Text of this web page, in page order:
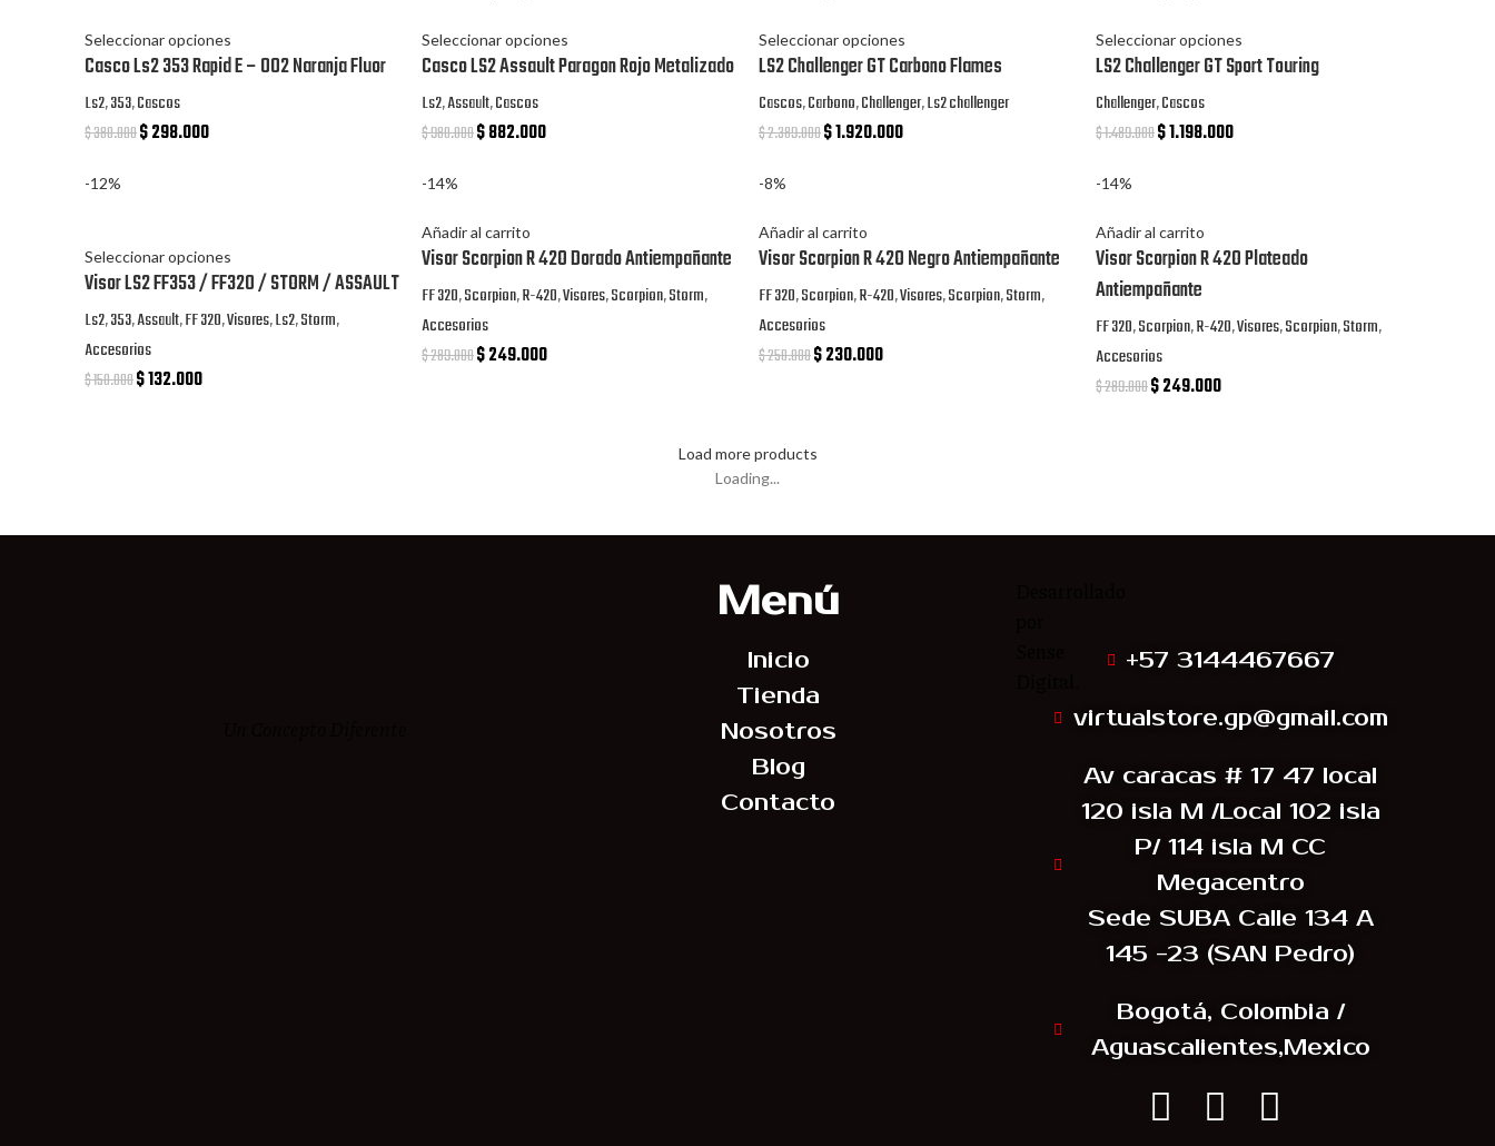
Seleccionar opciones
Casco Ls2 353 Rapid E – 002 Naranja Fluor
Ls2,353,Cascos
$380.000$298.000
Seleccionar opciones
Casco LS2 Assault Paragon Rojo Metalizado
Ls2,Assault,Cascos
$980.000$882.000
Seleccionar opciones
LS2 Challenger GT Carbono Flames
Cascos,Carbono,Challenger,Ls2 challenger
$2.389.000$1.920.000
Seleccionar opciones
LS2 Challenger GT Sport Touring
Challenger,Cascos
$1.489.000$1.198.000
-12%
Seleccionar opciones
Visor LS2 FF353 / FF320 / STORM / ASSAULT
Ls2,353,Assault,FF 320,Visores,Ls2,Storm,
Accesorios
$150.000$132.000
-14%
Añadir al carrito
Visor Scorpion R 42O Dorado Antiempañante
FF 320,Scorpion,R-420,Visores,Scorpion,Storm,
Accesorios
$289.000$249.000
-8%
Añadir al carrito
Visor Scorpion R 42O Negro Antiempañante
FF 320,Scorpion,R-420,Visores,Scorpion,Storm,
Accesorios
$250.000$230.000
-14%
Añadir al carrito
Visor Scorpion R 42O Plateado
Antiempañante
FF 320,Scorpion,R-420,Visores,Scorpion,Storm,
Accesorios
$289.000$249.000
Load more products
Loading...
Menú
Inicio
Tienda
Nosotros
Blog
Contacto
+57 3144467667
virtualstore.gp@gmail.com
Av caracas # 17 47 local
120 isla M /Local 102 isla
P/ 114 isla M CC
Megacentro
Sede SUBA Calle 134 A
145 -23 (SAN Pedro)
Bogotá, Colombia /
Aguascalientes,Mexico